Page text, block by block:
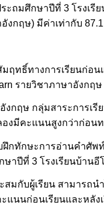
ะถมศึกษาปีที่ 3 โรงเรี
งกฤษ) มีค่าเท่ากับ
มฤทธิ์ทางการเรียนก่
รายวิชาภาษาอังกฤ
กฤษ กลุ่มสาระการเรี
องมีคะแนนสูงกว่าก่อ
กทักษะการอ่านคำศัพ
าปีที่ 3 โรงเรียนบ้านอี
สมกับผู้เรียน สามารถ
ะแนนก่อนเรียนและหลั